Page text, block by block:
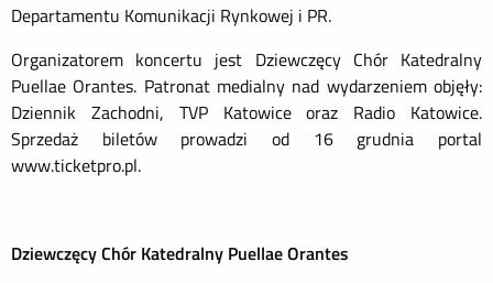
Departamentu Komunikacji Rynkowej i PR.
Organizatorem koncertu jest Dziewczęcy Chór Katedralny
Puellae Orantes. Patronat medialny nad wydarzeniem objęły:
Dziennik Zachodni, TVP Katowice oraz Radio Katowice.
Sprzedaż biletów prowadzi od 16 grudnia portal
www.ticketpro.pl.
Dziewczęcy Chór Katedralny Puellae Orantes